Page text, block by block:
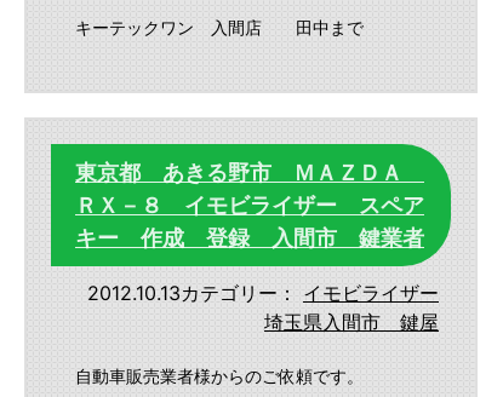
キーテックワン 入間店 田中まで
東京都 あきる野市 ＭＡＺＤＡ
ＲＸ－８ イモビライザー スペア
キー 作成 登録 入間市 鍵業者
2012.10.13カテゴリー：
イモビライザー
埼玉県入間市 鍵屋
自動車販売業者様からのご依頼です。